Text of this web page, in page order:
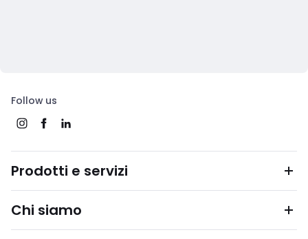
Follow us
Prodotti e servizi
Chi siamo